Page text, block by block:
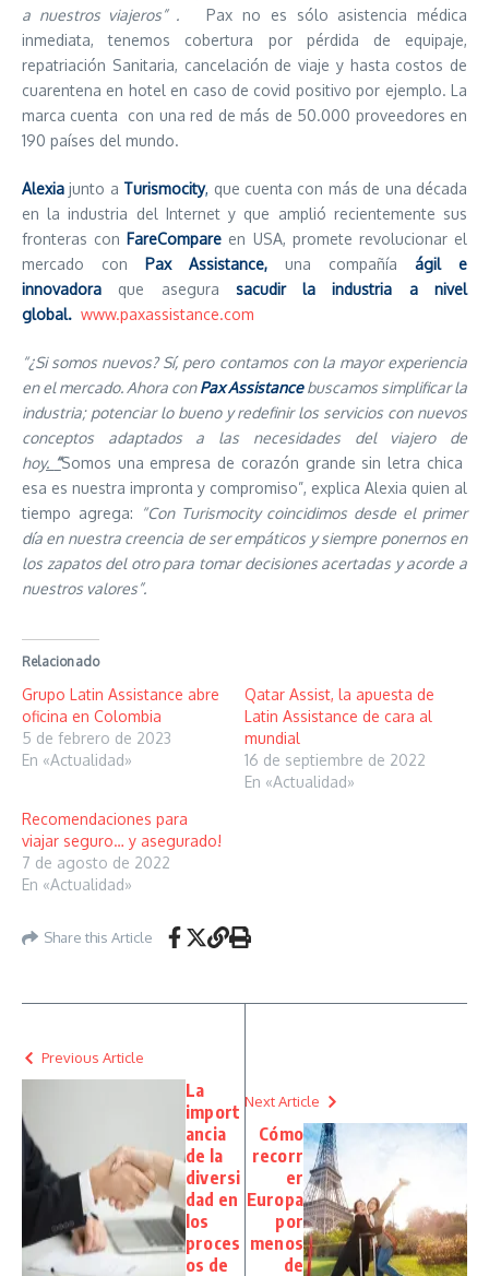
a nuestros viajeros” .
Pax no es sólo asistencia médica
inmediata, tenemos cobertura por pérdida de equipaje,
repatriación Sanitaria, cancelación de viaje y hasta costos de
cuarentena en hotel en caso de covid positivo por ejemplo. La
marca cuenta con una red de más de 50.000 proveedores en
190 países del mundo.
Alexia junto a Turismocity, que cuenta con más de una década
en la industria del Internet y que amplió recientemente sus
fronteras con FareCompare en USA, promete revolucionar el
mercado con Pax Assistance, una compañía
ágil e
innovadora
que asegura sacudir la industria a nivel
global. www.paxassistance.com
“¿Si somos nuevos? Sí, pero contamos con la mayor experiencia
en el mercado. Ahora conPax Assistance buscamos simplificar la
industria; potenciar lo bueno y redefinir los servicios con nuevos
conceptos adaptados a las necesidades del viajero de
hoy. “Somos una empresa de corazón grande sin letra chica
esa es nuestra impronta y compromiso”, explica Alexia quien al
tiempo agrega:
“Con Turismocity coincidimos desde el primer
día en nuestra creencia de ser empáticos y siempre ponernos en
los zapatos del otro para tomar decisiones acertadas y acorde a
nuestros valores”.
Relacionado
Grupo Latin Assistance abre
oficina en Colombia
5 de febrero de 2023
En «Actualidad»
Qatar Assist, la apuesta de
Latin Assistance de cara al
mundial
16 de septiembre de 2022
En «Actualidad»
Recomendaciones para
viajar seguro… y asegurado!
7 de agosto de 2022
En «Actualidad»
Share this Article
Previous Article
La
import
ancia
de la
diversi
dad en
los
proces
os de
Next Article
Cómo
recorr
er
Europa
por
menos
de